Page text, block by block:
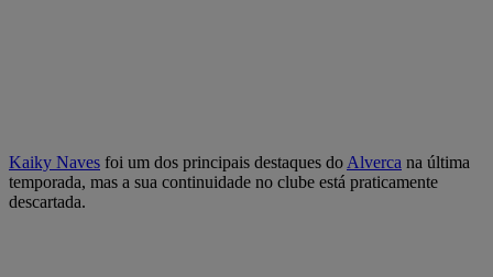
Kaiky Naves foi um dos principais destaques do Alverca na última
temporada, mas a sua continuidade no clube está praticamente
descartada.